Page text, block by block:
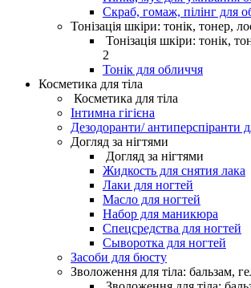
Скраб, гомаж, пілінг для
Тонізація шкіри: тонік, тонер,
Тонізація шкіри: тонік,
2
Тонік для обличчя
Косметика для тіла
Косметика для тіла
Інтимна гігієна
Дезодоранти/ антиперспіранти
Догляд за нігтями
Догляд за нігтями
Жидкость для снятия лака
Лаки для ногтей
Масло для ногтей
Набор для маникюра
Спецсредства для ногтей
Сыворотка для ногтей
Засоби для бюсту
Зволоження для тіла: бальзам,